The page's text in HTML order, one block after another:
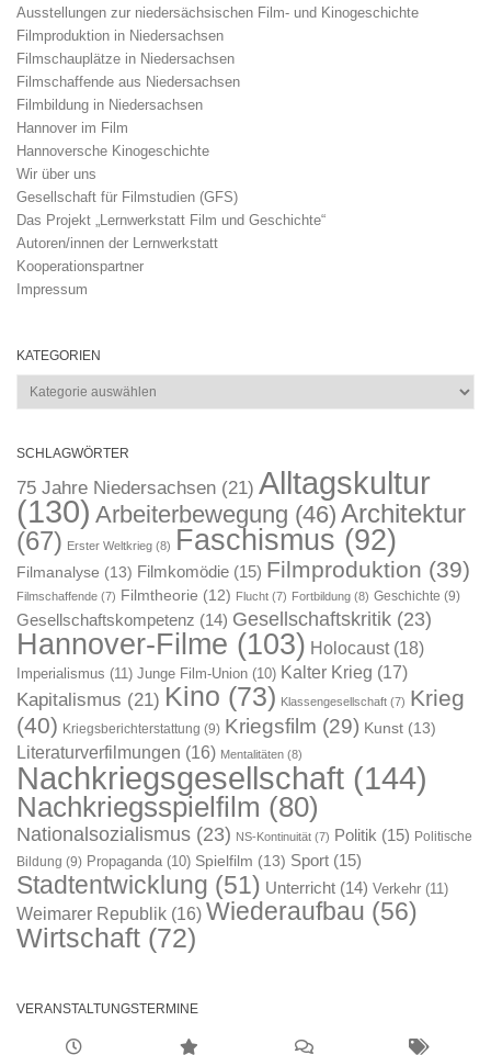
Ausstellungen zur niedersächsischen Film- und Kinogeschichte
Filmproduktion in Niedersachsen
Filmschauplätze in Niedersachsen
Filmschaffende aus Niedersachsen
Filmbildung in Niedersachsen
Hannover im Film
Hannoversche Kinogeschichte
Wir über uns
Gesellschaft für Filmstudien (GFS)
Das Projekt „Lernwerkstatt Film und Geschichte“
Autoren/innen der Lernwerkstatt
Kooperationspartner
Impressum
KATEGORIEN
Kategorien
SCHLAGWÖRTER
75 Jahre Niedersachsen (21) Alltagskultur
(130) Arbeiterbewegung (46) Architektur
(67) Erster Weltkrieg (8) Faschismus (92)
Filmanalyse (13) Filmkomödie (15) Filmproduktion (39)
Filmschaffende (7) Filmtheorie (12) Flucht (7) Fortbildung (8) Geschichte (9)
Gesellschaftskompetenz (14) Gesellschaftskritik (23)
Hannover-Filme (103) Holocaust(18)
Imperialismus (11) Junge Film-Union (10) Kalter Krieg (17)
Kapitalismus (21) Kino (73) Klassengesellschaft (7) Krieg
(40) Kriegsberichterstattung (9) Kriegsfilm (29) Kunst (13)
Literaturverfilmungen (16) Mentalitäten (8)
Nachkriegsgesellschaft (144)
Nachkriegsspielfilm (80)
Nationalsozialismus (23) NS-Kontinuität (7) Politik (15) Politische
Bildung (9) Propaganda (10) Spielfilm (13) Sport (15)
Stadtentwicklung (51) Unterricht (14) Verkehr (11)
Weimarer Republik (16) Wiederaufbau (56)
Wirtschaft (72)
VERANSTALTUNGSTERMINE